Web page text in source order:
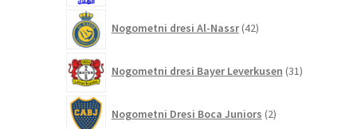
Nogometni dresi Al-Nassr 42izdelkov
Nogometni dresi Bayer Leverkusen 31izdelkov
Nogometni Dresi Boca Juniors 2izdelka